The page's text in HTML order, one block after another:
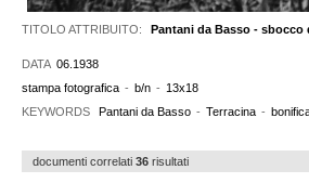
TITOLO ATTRIBUITO: Pantani da Basso -
DATA 06.1938
stampa fotografica - b/n - 13x18
KEYWORDS
Pantani da Basso - Terracina -
documenti correlati 36 risultati